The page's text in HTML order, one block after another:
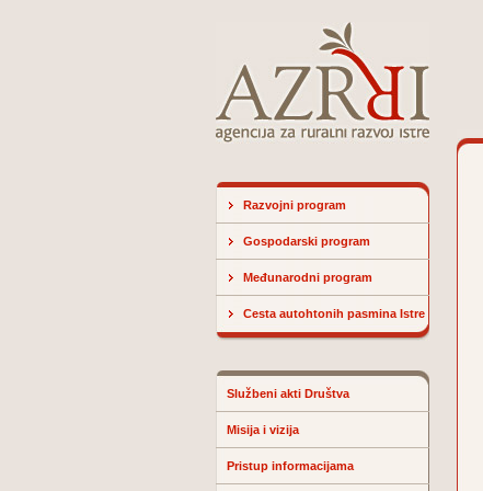
Razvojni program
Gospodarski program
Međunarodni program
Cesta autohtonih pasmina Istre
Službeni akti Društva
Misija i vizija
Pristup informacijama